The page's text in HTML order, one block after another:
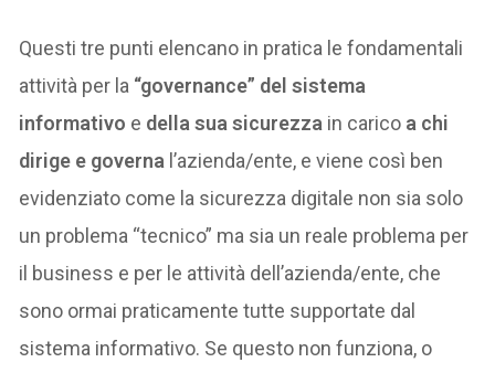
Questi tre punti elencano in pratica le fondamentali
attività per la “governance” del sistema
informativo e della sua sicurezza in carico a chi
dirige e governa l’azienda/ente, e viene così ben
evidenziato come la sicurezza digitale non sia solo
un problema “tecnico” ma sia un reale problema per
il business e per le attività dell’azienda/ente, che
sono ormai praticamente tutte supportate dal
sistema informativo. Se questo non funziona, o